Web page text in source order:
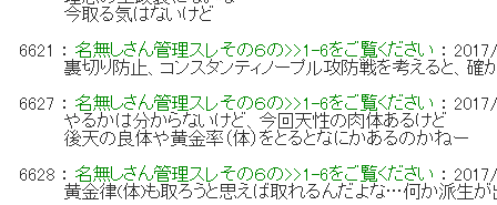
今取る気はないけど
6621
：名無しさん管理スレその６の>>1-6をご覧ください ：
裏切り防止、コンスタンティノープル攻防戦を考えると、
6627 ：名無しさん管理スレその６の>>1-6をご覧ください ：
やるかは分からないけど、今回天性の肉体あるけど
後天の良体や黄金率（体）をとるとなにかあるのかねー
6628 ：名無しさん管理スレその６の>>1-6をご覧ください ：
黄金律(体)も取ろうと思えば取れるんだよな…何か派生が